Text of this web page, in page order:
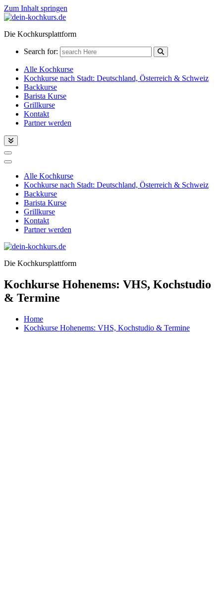
Zum Inhalt springen
Die Kochkursplattform
Search for:
Alle Kochkurse
Kochkurse nach Stadt: Deutschland, Österreich & Schweiz
Backkurse
Barista Kurse
Grillkurse
Kontakt
Partner werden
Alle Kochkurse
Kochkurse nach Stadt: Deutschland, Österreich & Schweiz
Backkurse
Barista Kurse
Grillkurse
Kontakt
Partner werden
Die Kochkursplattform
Kochkurse Hohenems: VHS, Kochstudio
& Termine
Home
Kochkurse Hohenems: VHS, Kochstudio & Termine